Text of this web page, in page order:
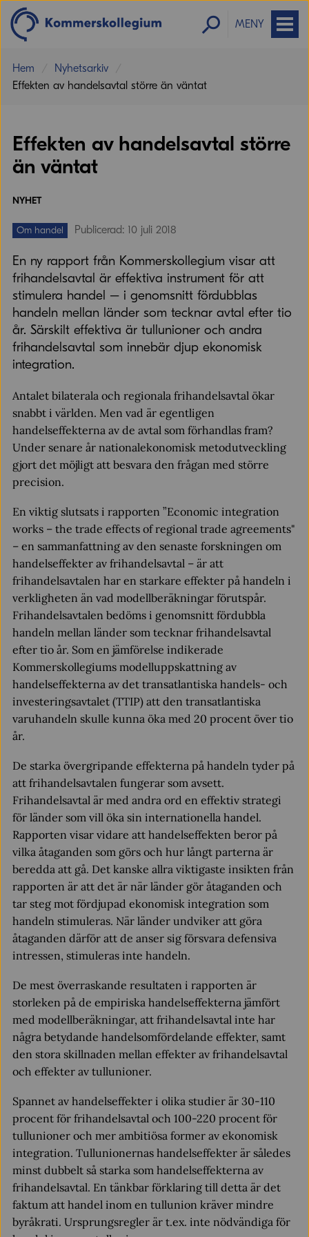
MENY
Hem
Nyhetsarkiv
Effekten av handelsavtal större än väntat
Effekten av handelsavtal större
än väntat
NYHET
Om handel Publicerad: 10 juli 2018
En ny rapport från Kommerskollegium visar att
frihandelsavtal är effektiva instrument för att
stimulera handel – i genomsnitt fördubblas
handeln mellan länder som tecknar avtal efter tio
år. Särskilt effektiva är tullunioner och andra
frihandelsavtal som innebär djup ekonomisk
integration.
Antalet bilaterala och regionala frihandelsavtal ökar
snabbt i världen. Men vad är egentligen
handelseffekterna av de avtal som förhandlas fram?
Under senare år nationalekonomisk metodutveckling
gjort det möjligt att besvara den frågan med större
precision.
En viktig slutsats i rapporten ”Economic integration
works – the trade effects of regional trade agreements"
– en sammanfattning av den senaste forskningen om
handelseffekter av frihandelsavtal – är att
frihandelsavtalen har en starkare effekter på handeln i
verkligheten än vad modellberäkningar förutspår.
Frihandelsavtalen bedöms i genomsnitt fördubbla
handeln mellan länder som tecknar frihandelsavtal
efter tio år. Som en jämförelse indikerade
Kommerskollegiums modelluppskattning av
handelseffekterna av det transatlantiska handels- och
investeringsavtalet (TTIP) att den transatlantiska
varuhandeln skulle kunna öka med 20 procent över tio
år.
De starka övergripande effekterna på handeln tyder på
att frihandelsavtalen fungerar som avsett.
Frihandelsavtal är med andra ord en effektiv strategi
för länder som vill öka sin internationella handel.
Rapporten visar vidare att handelseffekten beror på
vilka åtaganden som görs och hur långt parterna är
beredda att gå. Det kanske allra viktigaste insikten från
rapporten är att det är när länder gör åtaganden och
tar steg mot fördjupad ekonomisk integration som
handeln stimuleras. När länder undviker att göra
åtaganden därför att de anser sig försvara defensiva
intressen, stimuleras inte handeln.
De mest överraskande resultaten i rapporten är
storleken på de empiriska handelseffekterna jämfört
med modellberäkningar, att frihandelsavtal inte har
några betydande handelsomfördelande effekter, samt
den stora skillnaden mellan effekter av frihandelsavtal
och effekter av tullunioner.
Spannet av handelseffekter i olika studier är 30-110
procent för frihandelsavtal och 100-220 procent för
tullunioner och mer ambitiösa former av ekonomisk
integration. Tullunionernas handelseffekter är således
minst dubbelt så starka som handelseffekterna av
frihandelsavtal. En tänkbar förklaring till detta är det
faktum att handel inom en tullunion kräver mindre
byråkrati. Ursprungsregler är t.ex. inte nödvändiga för